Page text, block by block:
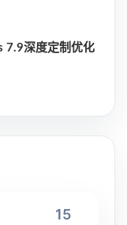
7.9深度定制优化
15